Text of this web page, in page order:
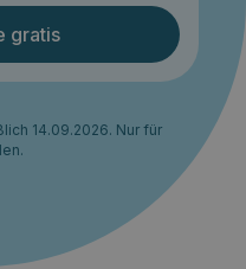
gratis
14.09.2026. Nur für